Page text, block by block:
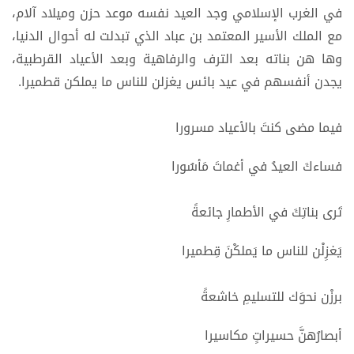
في الغرب الإسلامي وجد العيد نفسه موعد حزن وميلاد آلام،
مع الملك الأسير المعتمد بن عباد الذي تبدلت له أحوال الدنيا،
وها هن بناته بعد الترف والرفاهية وبعد الأعياد القرطبية،
يجدن أنفسهم في عيد بائس يغزلن للناس ما يملكن قطميرا.
فيما مضى كنتَ بالأعياد مسرورا
فساءكَ العيدُ في أغماتَ مَأسُورا
تَرى بناتِكَ في الأطمارِ جائعةً
يَغزِلْن للناس ما يَملكْنَ قِطميرا
برزْن نحوَك للتسليمِ خاشعةً
أبصارُهنَّ حسيراتٍ مكاسيرا